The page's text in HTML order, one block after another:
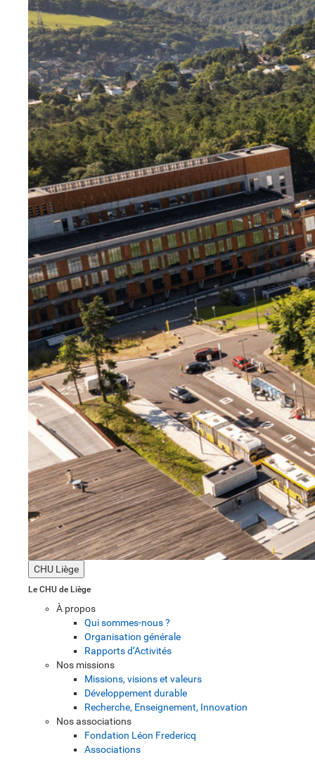
CHU Liège
Le CHU de Liège
À propos
Qui sommes-nous ?
Organisation générale
Rapports d’Activités
Nos missions
Missions, visions et valeurs
Développement durable
Recherche, Enseignement, Innovation
Nos associations
Fondation Léon Fredericq
Associations